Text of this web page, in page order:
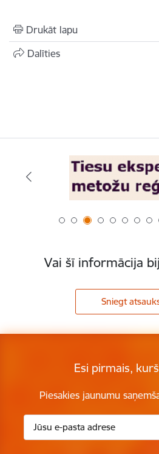
Drukāt lapu
Dalīties
Vai šī informācija
Sniegt
Esi pirmais,
Piesakies jaunumu